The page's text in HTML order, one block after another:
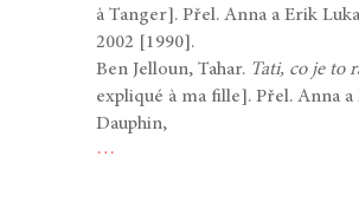
à Tanger]. Přel. Anna a Erik
2002 [1990].
Ben Jelloun, Tahar. Tati, co je to
expliqué à ma fille]. Přel. Anna a
Dauphin,
…